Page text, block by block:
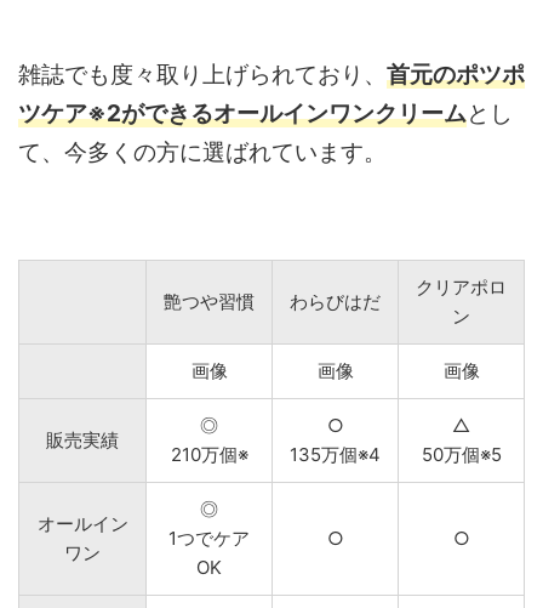
雑誌でも度々取り上げられており、 首元のポツポ
ツケア※2ができるオールインワンクリームとし
て、今多くの方に選ばれています。
艶つや習慣 わらびはだ
クリアポロ
ン
画像 画像 画像
販売実績
◎
210万個※
○
135万個※4
△
50万個※5
オールイン
ワン
◎
1つでケア
OK
○ ○